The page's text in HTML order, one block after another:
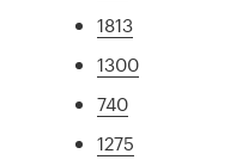
1813
1300
740
1275